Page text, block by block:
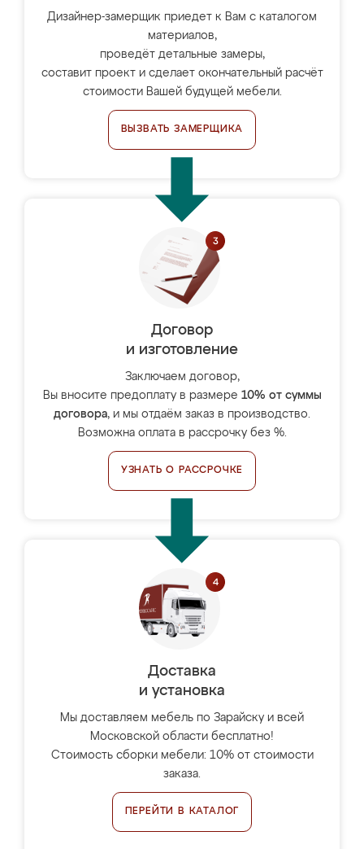
Дизайнер-замерщик приедет к Вам с каталогом
материалов,
проведёт детальные замеры,
составит проект и сделает окончательный расчёт
стоимости Вашей будущей мебели.
ВЫЗВАТЬ ЗАМЕРЩИКА
Договор
и изготовление
Заключаем договор,
Вы вносите предоплату в размере 10% от суммы
договора, и мы отдаём заказ в производство.
Возможна оплата в рассрочку без %.
УЗНАТЬ О РАССРОЧКЕ
Доставка
и установка
Мы доставляем мебель по Зарайску и всей
Московской области бесплатно!
Стоимость сборки мебели: 10% от стоимости
заказа.
ПЕРЕЙТИ В КАТАЛОГ